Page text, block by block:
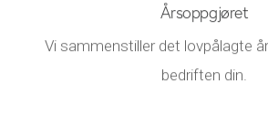
Årsoppgjøret
Vi sammenstiller det lovpålagte
bedriften din.